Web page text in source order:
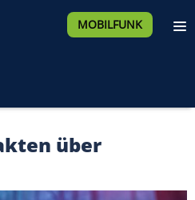
MOBILFUNK
über